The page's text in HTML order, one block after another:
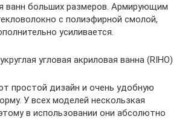
ванн больших размеров. Армирующим
с полиэфирной смолой,
усиливается.
угловая акриловая ванна (RIHO)
простой дизайн и очень удобную
У всех моделей нескользкая
в использовании они абсолютно